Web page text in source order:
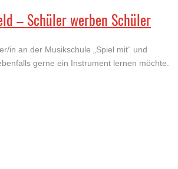
– Schüler werben Schüler
in an der Musikschule „Spiel mit“ und
gerne ein Instrument lernen möchte.